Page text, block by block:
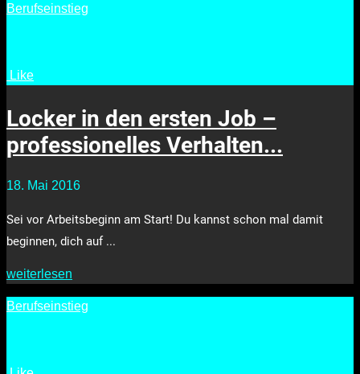
Berufseinstieg
Like
Locker in den ersten Job –
professionelles Verhalten...
18. Mai 2016
Sei vor Arbeitsbeginn am Start! Du kannst schon mal damit
beginnen, dich auf ...
weiterlesen
Berufseinstieg